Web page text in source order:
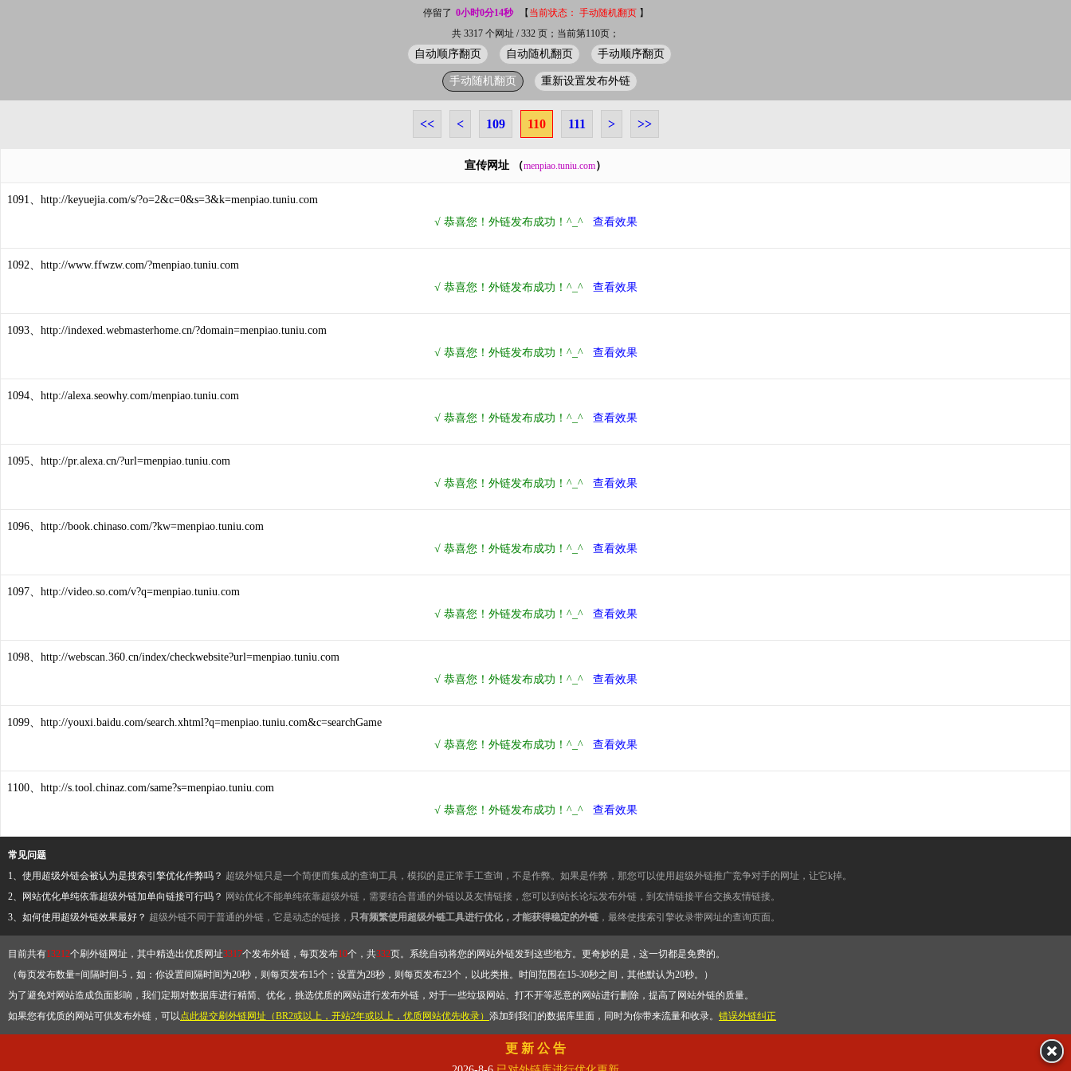
停留了 0小时0分14秒 【 当前状态： 手动随机翻页 】
共 3317 个网址 / 332 页；当前第110页；
自动顺序翻页 自动随机翻页 手动顺序翻页
手动随机翻页 重新设置发布外链
<< < 109 110 111 > >>
宣传网址 （menpiao.tuniu.com）
1091、http://keyuejia.com/s/?o=2&c=0&s=3&k=menpiao.tuniu.com
1092、http://www.ffwzw.com/?menpiao.tuniu.com
1093、http://indexed.webmasterhome.cn/?domain=menpiao.tuniu.com
1094、http://alexa.seowhy.com/menpiao.tuniu.com
1095、http://pr.alexa.cn/?url=menpiao.tuniu.com
1096、http://book.chinaso.com/?kw=menpiao.tuniu.com
1097、http://video.so.com/v?q=menpiao.tuniu.com
1098、http://webscan.360.cn/index/checkwebsite?url=menpiao.tuniu.com
1099、http://youxi.baidu.com/search.xhtml?q=menpiao.tuniu.com&c=searchGame
1100、http://s.tool.chinaz.com/same?s=menpiao.tuniu.com
常见问题
1、使用超级外链会被认为是搜索引擎优化作弊吗？ 超级外链只是一个简便而集成的查询工具，模拟的是正常手工查询，不是作弊。如果是作弊，那您可以使用超级外链推广竞争对手的网址，让它k掉。
2、网站优化单纯依靠超级外链加单向链接可行吗？ 网站优化不能单纯依靠超级外链，需要结合普通的外链以及友情链接，您可以到站长论坛发布外链，到友情链接平台交换友情链接。
3、如何使用超级外链效果最好？ 超级外链不同于普通的外链，它是动态的链接， 只有频繁使用超级外链工具进行优化，才能获得稳定的外链 ，最终使搜索引擎收录带网址的查询页面。
目前共有13212个刷外链网址，其中精选出优质网址3317个发布外链，每页发布10个，共332页。系统自动将您的网站外链发到这些地方。更奇妙的是，这一切都是免费的。
（每页发布数量=间隔时间-5，如：你设置间隔时间为20秒，则每页发布15个；设置为28秒，则每页发布23个，以此类推。时间范围在15-30秒之间，其他默认为20秒。）
为了避免对网站造成负面影响，我们定期对数据库进行精简、优化，挑选优质的网站进行发布外链，对于一些垃圾网站、打不开等恶意的网站进行删除，提高了网站外链的质量。
如果您有优质的网站可供发布外链，可以点此提交刷外链网址（BR2或以上，开站2年或以上，优质网站优先收录） 添加到我们的数据库里面，同时为你带来流量和收录。 错误外链纠正
更 新 公 告